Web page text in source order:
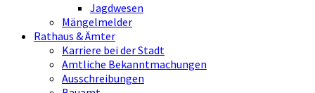
Jagdwesen
Mängelmelder
Rathaus & Ämter
Karriere bei der Stadt
Amtliche Bekanntmachungen
Ausschreibungen